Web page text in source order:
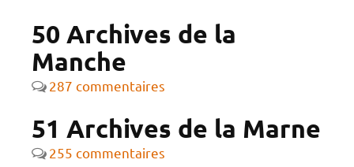
50 Archives de la
Manche
287 commentaires
51 Archives de la Marne
255 commentaires